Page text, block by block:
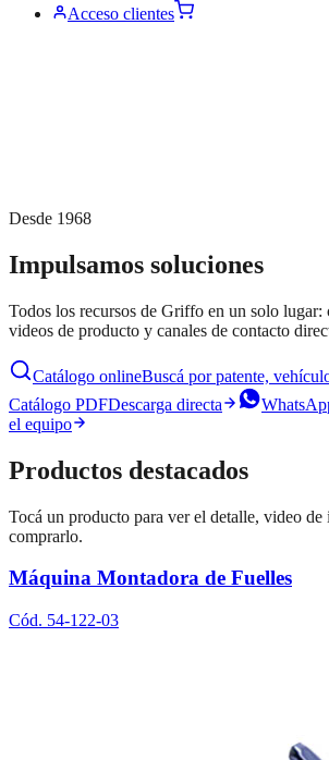
Acceso clientes
Desde 1968
Impulsamos soluciones
Todos los recursos de Griffo en un solo lugar:
videos de producto y canales de contacto
Catálogo onlineBuscá por patente,
Catálogo PDFDescarga directa
el equipo
Productos destacados
Tocá un producto para ver el detalle, video
comprarlo.
Máquina Montadora de Fuelles
Cód. 54-122-03